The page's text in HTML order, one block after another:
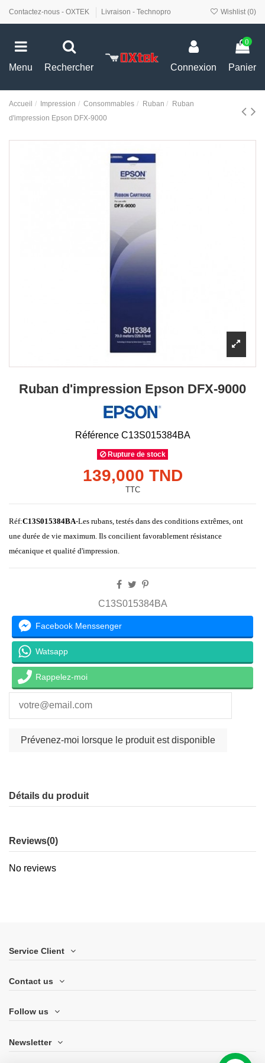
Contactez-nous - OXTEK Livraison - Technopro Wishlist (0)
Menu Rechercher Connexion
0
Panier
Accueil Impression Consommables Ruban
Ruban
d'impression Epson DFX-9000
Ruban d'impression Epson DFX-9000
Référence C13S015384BA
Rupture de stock
139,000 TND
TTC
Réf:C13S015384BA-Les rubans, testés dans des conditions extrêmes, ont
une durée de vie maximum. Ils concilient favorablement résistance
mécanique et qualité d'impression.
C13S015384BA
Facebook Menssenger
Watsapp
Rappelez-moi
Détails du produit
Reviews(0)
No reviews
Service Client
Contact us
Follow us
Newsletter